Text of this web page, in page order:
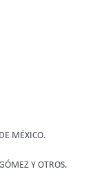
MÉXICO.
Y OTROS.